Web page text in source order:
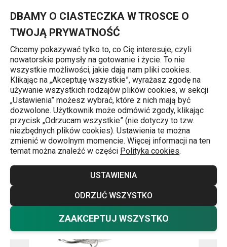
DBAMY O CIASTECZKA W TROSCE O
TWOJĄ PRYWATNOŚĆ
Chcemy pokazywać tylko to, co Cię interesuje, czyli
nowatorskie pomysły na gotowanie i życie. To nie
wszystkie możliwości, jakie dają nam pliki cookies.
Klikając na „Akceptuję wszystkie”, wyrażasz zgodę na
używanie wszystkich rodzajów plików cookies, w sekcji
„Ustawienia” możesz wybrać, które z nich mają być
dozwolone. Użytkownik może odmówić zgody, klikając
przycisk „Odrzucam wszystkie” (nie dotyczy to tzw.
niezbędnych plików cookies). Ustawienia te można
zmienić w dowolnym momencie. Więcej informacji na ten
temat można znaleźć w części Polityka cookies.
USTAWIENIA
ODRZUĆ WSZYSTKO
ZAAKCEPTUJ WSZYSTKO
Cedzaki
Regulowany koszyk do cedzenia
GrandCHEF 34 x 24 cm